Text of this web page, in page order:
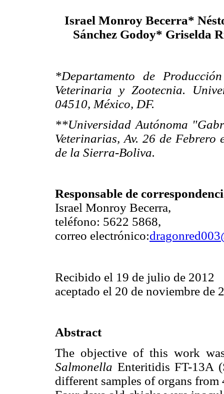
Israel Monroy Becerra*
Sánchez Godoy* Griselda
*Departamento de
Veterinaria y Zootecnia.
04510, México, DF.
**Universidad Autónoma
Veterinarias, Av. 26 de Febrero
de la Sierra-Boliva.
Responsable de
Israel Monroy Becerra,
teléfono: 5622 5868,
correo electrónico:
Recibido el 19 de julio de 2012
aceptado el 20 de noviembre de
Abstract
The objective of this work
Salmonella Enteritidis FT-13A
different samples of organs